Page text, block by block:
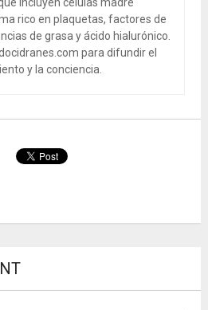
rico en plaquetas, factores de
de grasa y ácido hialurónico.
para difundir el
y la conciencia.